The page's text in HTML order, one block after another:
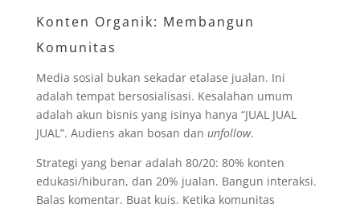
Konten Organik: Membangun
Komunitas
Media sosial bukan sekadar etalase jualan. Ini
adalah tempat bersosialisasi. Kesalahan umum
adalah akun bisnis yang isinya hanya “JUAL JUAL
JUAL”. Audiens akan bosan dan unfollow.
Strategi yang benar adalah 80/20: 80% konten
edukasi/hiburan, dan 20% jualan. Bangun interaksi.
Balas komentar. Buat kuis. Ketika komunitas